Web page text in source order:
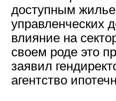
доступным
управленческих
влияние на
своем роде это
заявил
агентство